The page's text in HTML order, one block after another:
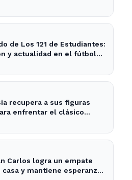
de Los 121 de Estudiantes:
y actualidad en el fútbol
recupera a sus figuras
enfrentar el clásico
Carlos logra un empate
y mantiene esperanzas